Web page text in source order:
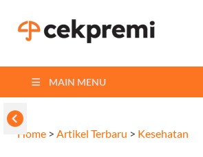
MAIN MENU
Home > Artikel Terbaru > Kesehatan